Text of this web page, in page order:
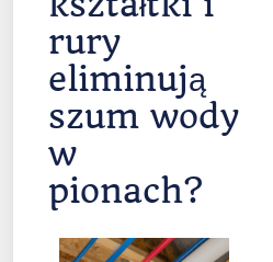
rury
eliminują
szum wody
w
pionach?